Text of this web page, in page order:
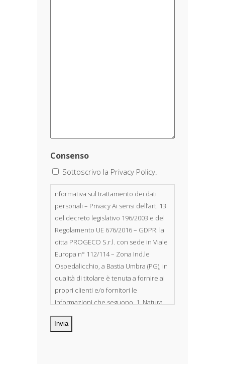
Consenso
Sottoscrivo la Privacy Policy.
nformativa sul trattamento dei dati
personali – Privacy Ai sensi dell’art. 13
del decreto legislativo 196/2003 e del
Regolamento UE 676/2016 – GDPR: la
ditta PROGECO S.r.l. con sede in Viale
Europa n° 112/114 – Zona Ind.le
Ospedalicchio, a Bastia Umbra (PG), in
qualità di titolare è tenuta a fornire ai
propri clienti e/o fornitori le
informazioni che seguono. 1. Natura
dei dati personali Costituiscono
oggetto di trattamento i Suoi dati